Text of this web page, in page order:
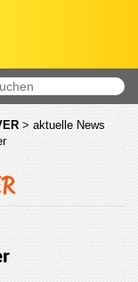
> aktuelle News